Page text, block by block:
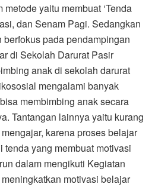
yaitu membuat ‘Tenda
dan Senam Pagi. Sedangkan
pada pendampingan
di Sekolah Darurat Pasir
anak di sekolah darurat
mengalami banyak
membimbing anak secara
Tantangan lainnya yaitu kurang
karena proses belajar
tenda yang membuat motivasi
dalam mengikuti Kegiatan
motivasi belajar